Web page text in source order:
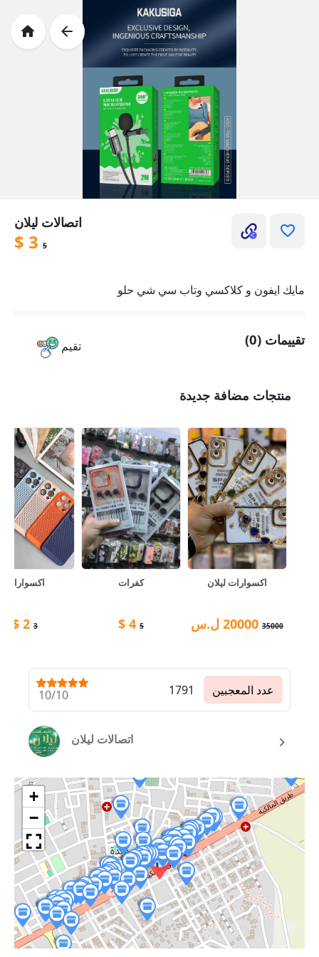
اتصالات ليلان
$ 3 5
مايك ايفون و كلاكسي وتاب سي شي حلو
تقيم تقييمات (0)
منتجات مضافة جديدة
اكسوارات ليلان
35000
20000 ل.س
كفرات
5
4
$
اكسوارات
3
2
$
10/10 1791 عدد المعجبين
اتصالات ليلان
+
−